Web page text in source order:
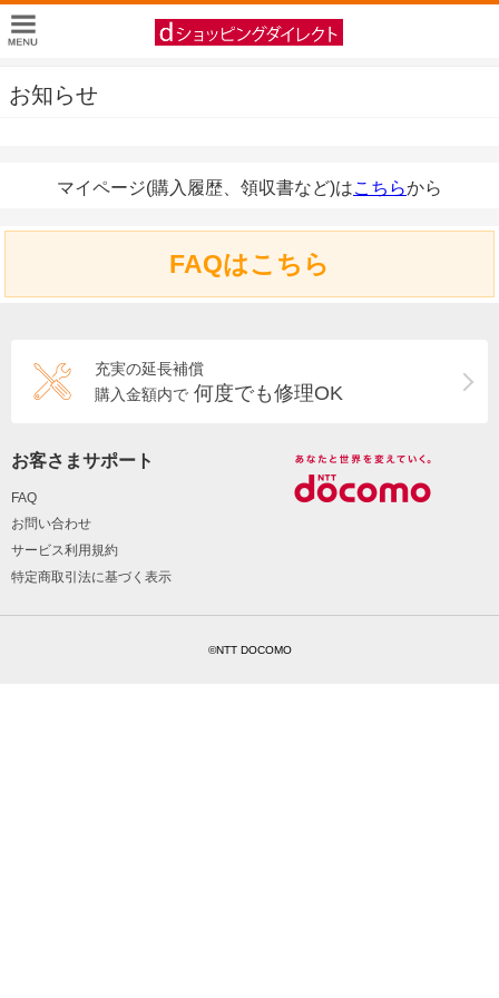
お知らせ
マイページ(購入履歴、領収書など)はこちらから
FAQはこちら
充実の延長補償
購入金額内で 何度でも修理OK
お客さまサポート
FAQ
お問い合わせ
サービス利用規約
特定商取引法に基づく表示
©NTT DOCOMO